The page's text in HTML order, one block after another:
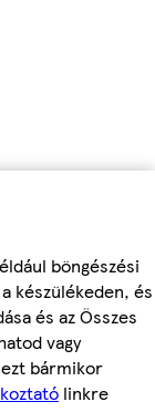
böngészési
készülékeden, és
és az Összes
vagy
bármikor
linkre